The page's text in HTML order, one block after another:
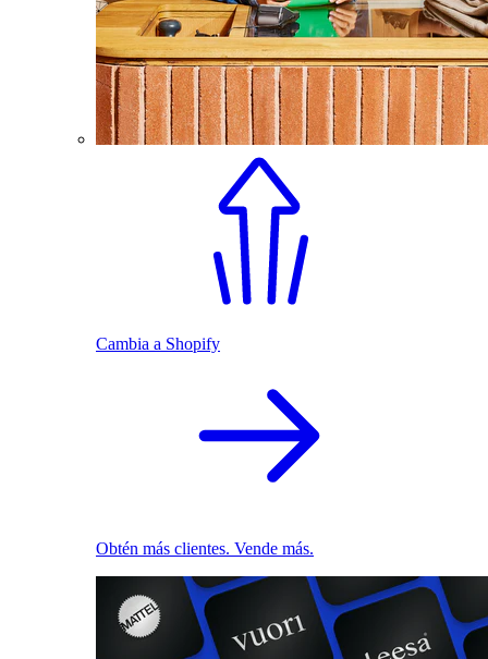
Cambia a Shopify
Obtén más clientes. Vende más.